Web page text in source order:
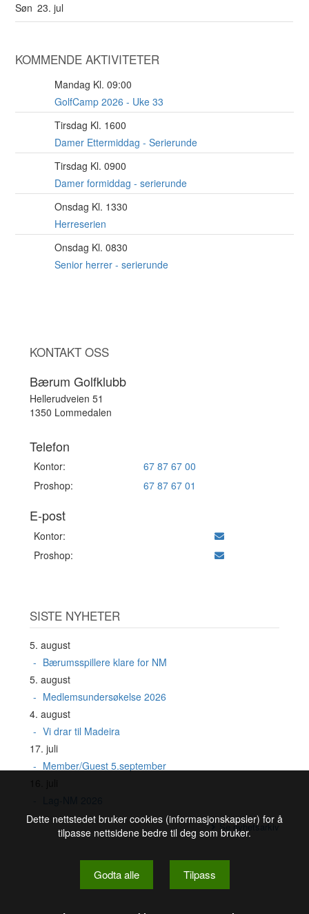
Søn 23. jul
KOMMENDE AKTIVITETER
Mandag Kl. 09:00
GolfCamp 2026 - Uke 33
Tirsdag Kl. 1600
Damer Ettermiddag - Serierunde
Tirsdag Kl. 0900
Damer formiddag - serierunde
Onsdag Kl. 1330
Herreserien
Onsdag Kl. 0830
Senior herrer - serierunde
KONTAKT OSS
Bærum Golfklubb
Hellerudveien 51
1350 Lommedalen
Telefon
Kontor:
67 87 67 00
Proshop:
67 87 67 01
E-post
Kontor:
Proshop:
SISTE NYHETER
5. august
Bærumsspillere klare for NM
5. august
Medlemsundersøkelse 2026
4. august
Vi drar til Madeira
17. juli
Member/Guest 5.september
Se nyhetsarkiv
Dette nettstedet bruker cookies (informasjonskapsler) for å
tilpasse nettsidene bedre til deg som bruker.
Godta alle Tilpass